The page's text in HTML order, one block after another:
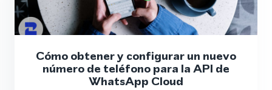
Cómo obtener y configurar un nuevo
número de teléfono para la API de
WhatsApp Cloud